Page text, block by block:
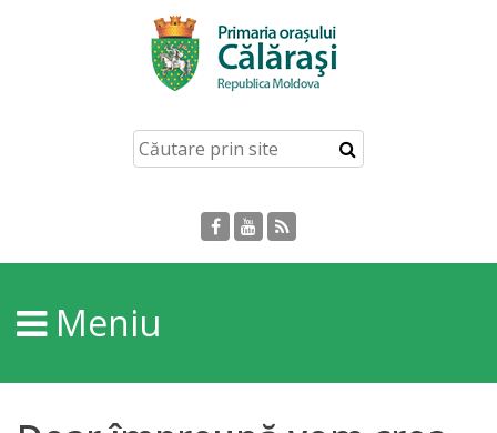
Despre
Orașului
Personalități
Meniu